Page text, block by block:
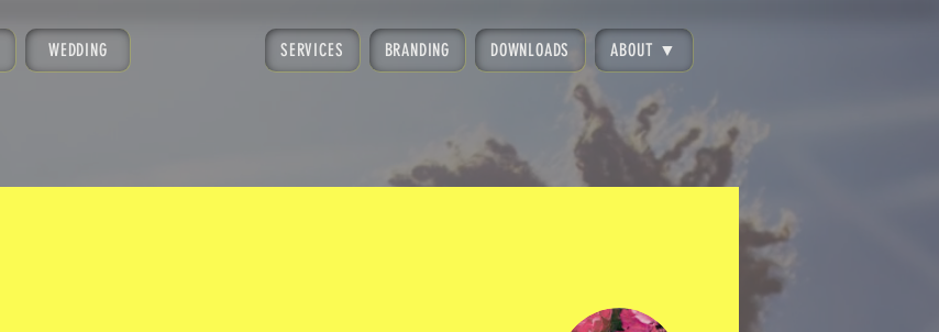
WEDDING SERVICES BRANDING DOWNLOADS ABOUT ▼